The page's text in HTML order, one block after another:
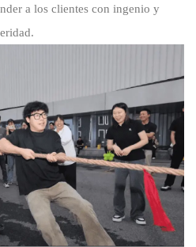
a los clientes con ingenio y